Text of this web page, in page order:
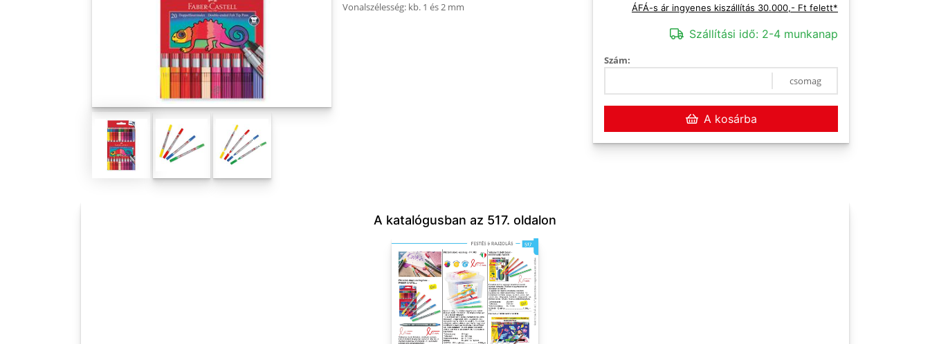
Vonalszélesség: kb. 1 és 2 mm
ÁFÁ-s ár ingyenes kiszállítás 30.000,- Ft felett*
Szállítási idő: 2-4 munkanap
Szám:
csomag
A kosárba
A katalógusban az 517. oldalon